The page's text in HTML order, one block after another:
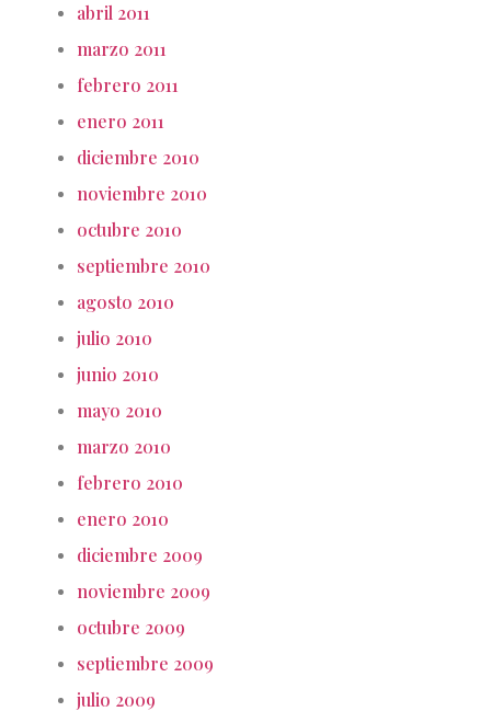
abril 2011
marzo 2011
febrero 2011
enero 2011
diciembre 2010
noviembre 2010
octubre 2010
septiembre 2010
agosto 2010
julio 2010
junio 2010
mayo 2010
marzo 2010
febrero 2010
enero 2010
diciembre 2009
noviembre 2009
octubre 2009
septiembre 2009
julio 2009